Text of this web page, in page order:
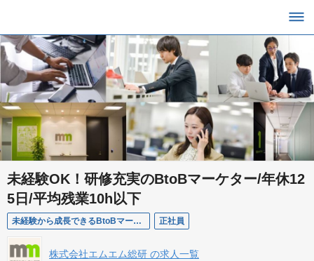
未経験OK！研修充実のBtoBマーケター/年休12
5日/平均残業10h以下
未経験から成長できるBtoBマーケター（インサイドセールス職） 正社員
株式会社エムエム総研 の求人一覧